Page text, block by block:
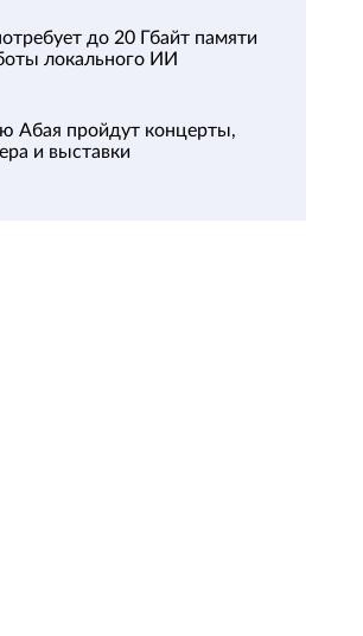
до 20 Гбайт памяти
локального ИИ
Абая пройдут концерты,
и выставки